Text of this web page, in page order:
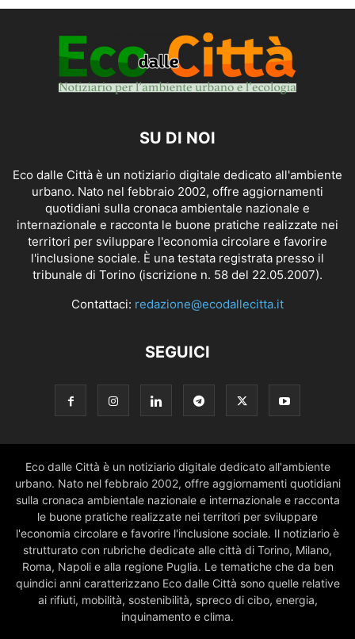
SU DI NOI
Eco dalle Città è un notiziario digitale dedicato all'ambiente
urbano. Nato nel febbraio 2002, offre aggiornamenti
quotidiani sulla cronaca ambientale nazionale e
internazionale e racconta le buone pratiche realizzate nei
territori per sviluppare l'economia circolare e favorire
l'inclusione sociale. È una testata registrata presso il
tribunale di Torino (iscrizione n. 58 del 22.05.2007).
Contattaci: redazione@ecodallecitta.it
SEGUICI
Eco dalle Città è un notiziario digitale dedicato all'ambiente
urbano. Nato nel febbraio 2002, offre aggiornamenti quotidiani
sulla cronaca ambientale nazionale e internazionale e racconta
le buone pratiche realizzate nei territori per sviluppare
l'economia circolare e favorire l'inclusione sociale. Il notiziario è
strutturato con rubriche dedicate alle città di Torino, Milano,
Roma, Napoli e alla regione Puglia. Le tematiche che da ben
quindici anni caratterizzano Eco dalle Città sono quelle relative
ai rifiuti, mobilità, sostenibilità, spreco di cibo, energia,
inquinamento e clima.